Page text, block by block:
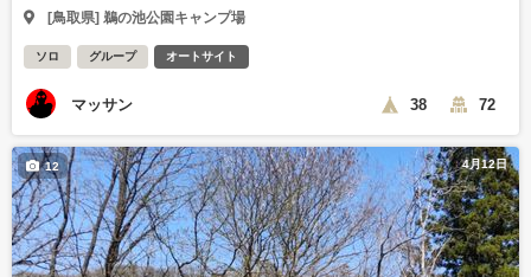
[鳥取県] 鵜の池公園キャンプ場
ソロ グループ オートサイト
マッサン 38 72
4月12日
12